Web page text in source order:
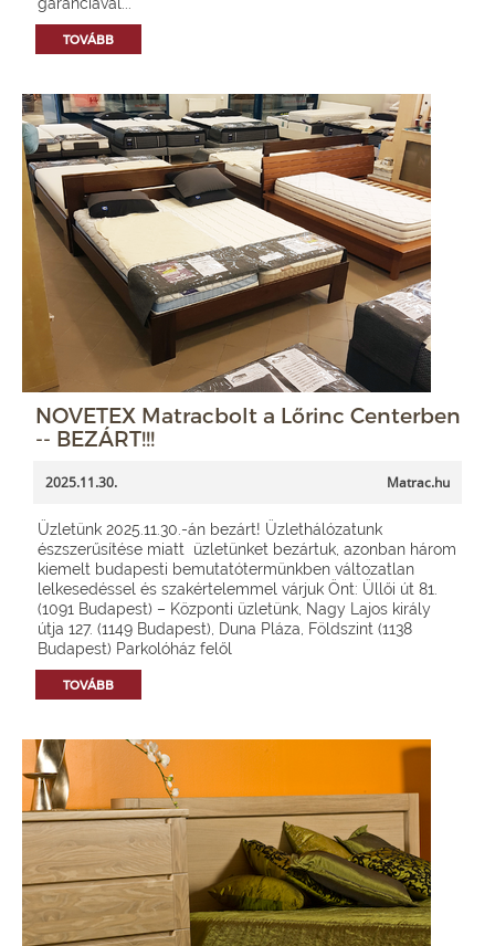
TOVÁBB
NOVETEX Matracbolt a Lőrinc Centerben
-- BEZÁRT!!!
2025.11.30. Matrac.hu
Üzletünk 2025.11.30.-án bezárt! Üzlethálózatunk
észszerűsítése miatt üzletünket bezártuk, azonban három
kiemelt budapesti bemutatótermünkben változatlan
lelkesedéssel és szakértelemmel várjuk Önt: Üllői út 81.
(1091 Budapest) – Központi üzletünk, Nagy Lajos király
útja 127. (1149 Budapest), Duna Pláza, Földszint (1138
Budapest) Parkolóház felől
TOVÁBB